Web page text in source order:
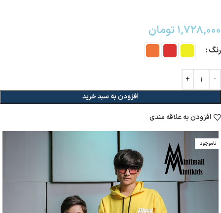
۱,۷۲۸,۰۰۰تومان
رنگ
افزودن به سبد خرید
افزودن به علاقه مندی
ناموجود